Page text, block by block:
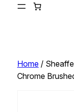
Home/
Chrome